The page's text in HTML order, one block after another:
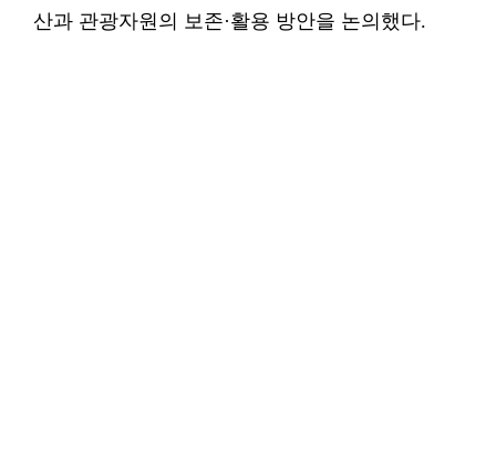
산과 관광자원의 보존·활용 방안을 논의했다.